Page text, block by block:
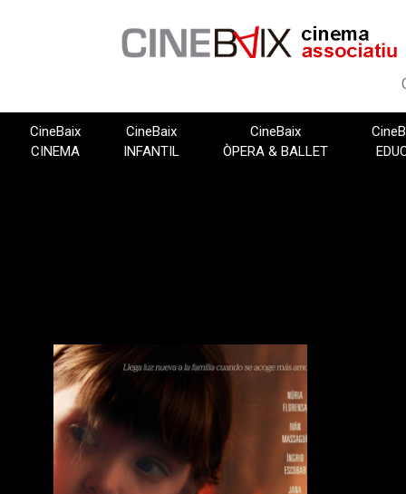
CineBaix
CINEMA
CineBaix
INFANTIL
CineBaix
ÒPERA & BALLET